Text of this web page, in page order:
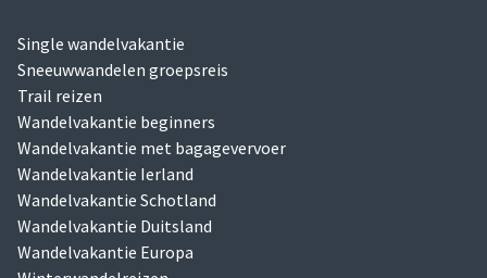
Single wandelvakantie
Sneeuwwandelen groepsreis
Trail reizen
Wandelvakantie beginners
Wandelvakantie met bagagevervoer
Wandelvakantie Ierland
Wandelvakantie Schotland
Wandelvakantie Duitsland
Wandelvakantie Europa